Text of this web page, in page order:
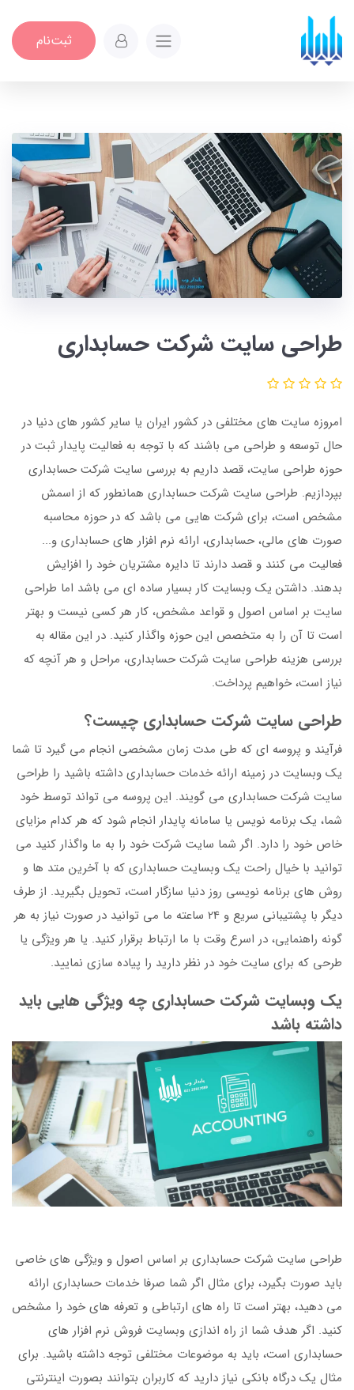
ثبت‌نام
طراحی سایت شرکت حسابداری
امروزه سایت های مختلفی در کشور ایران یا سایر کشور های دنیا در
حال توسعه و طراحی می باشند که با توجه به فعالیت پایدار ثبت در
حوزه طراحی سایت، قصد داریم به بررسی سایت شرکت حسابداری
بپردازیم. طراحی سایت شرکت حسابداری همانطور که از اسمش
مشخص است، برای شرکت هایی می باشد که در حوزه محاسبه
صورت های مالی، حسابداری، ارائه نرم افزار های حسابداری و...
فعالیت می کنند و قصد دارند تا دایره مشتریان خود را افزایش
بدهند. داشتن یک وبسایت کار بسیار ساده ای می باشد اما طراحی
سایت بر اساس اصول و قواعد مشخص، کار هر کسی نیست و بهتر
است تا آن را به متخصص این حوزه واگذار کنید. در این مقاله به
بررسی هزینه طراحی سایت شرکت حسابداری، مراحل و هر آنچه که
نیاز است، خواهیم پرداخت.
طراحی سایت شرکت حسابداری چیست؟
فرآیند و پروسه ای که طی مدت زمان مشخصی انجام می گیرد تا شما
یک وبسایت در زمینه ارائه خدمات حسابداری داشته باشید را طراحی
سایت شرکت حسابداری می گویند. این پروسه می تواند توسط خود
شما، یک برنامه نویس یا سامانه پایدار انجام شود که هر کدام مزایای
خاص خود را دارد. اگر شما سایت شرکت خود را به ما واگذار کنید می
توانید با خیال راحت یک وبسایت حسابداری که با آخرین متد ها و
روش های برنامه نویسی روز دنیا سازگار است، تحویل بگیرید. از طرف
دیگر با پشتیبانی سریع و 24 ساعته ما می توانید در صورت نیاز به هر
گونه راهنمایی، در اسرع وقت با ما ارتباط برقرار کنید. یا هر ویژگی یا
طرحی که برای سایت خود در نظر دارید را پیاده سازی نمایید.
یک وبسایت شرکت حسابداری چه ویژگی هایی باید
داشته باشد
طراحی سایت شرکت حسابداری بر اساس اصول و ویژگی های خاصی
باید صورت بگیرد، برای مثال اگر شما صرفا خدمات حسابداری ارائه
می دهید، بهتر است تا راه های ارتباطی و تعرفه های خود را مشخص
کنید. اگر هدف شما از راه اندازی وبسایت فروش نرم افزار های
حسابداری است، باید به موضوعات مختلفی توجه داشته باشید. برای
مثال یک درگاه بانکی نیاز دارید که کاربران بتوانند بصورت اینترنتی